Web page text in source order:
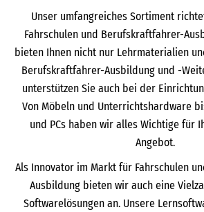
Unser umfangreiches Sortiment
Fahrschulen und Berufskraftfahrer-
bieten Ihnen nicht nur Lehrmaterialien
Berufskraftfahrer-Ausbildung und -
unterstützen Sie auch bei der
Von Möbeln und Unterrichtshardware
und PCs haben wir alles Wichtige für
Angebot.
Als Innovator im Markt für Fahrschulen
Ausbildung bieten wir auch eine
Softwarelösungen an. Unsere